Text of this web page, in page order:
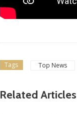
Tags Top News
Related Articles
Dilettanti Regionali